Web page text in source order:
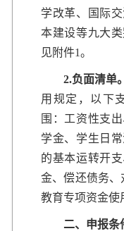
学改革、国际
本建设等九大
见附件1。
2.负面清单。
用规定，以下
围：工资性支
学金、学生日
的基本运转开
金、偿还债务
教育专项资金使
二、申报条